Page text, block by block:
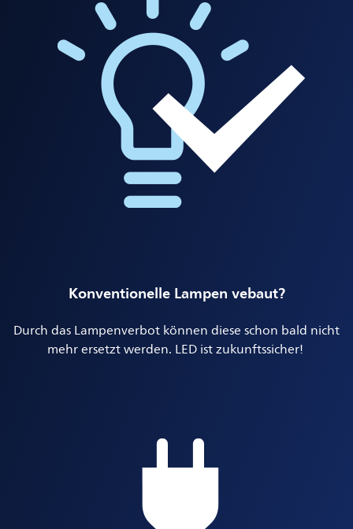
Konventionelle Lampen vebaut?
Durch das Lampenverbot können diese schon bald nicht
mehr ersetzt werden. LED ist zukunftssicher!